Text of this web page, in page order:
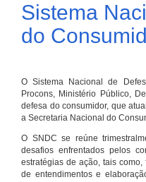
Sistema
do
O Sistema Nacional de
Procons, Ministério Público,
defesa do consumidor, que
a Secretaria Nacional do
O SNDC se reúne
desafios enfrentados pelos
estratégias de ação, tais
de entendimentos e